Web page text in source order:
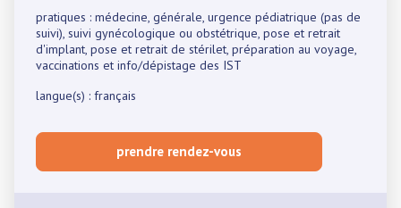
pratiques : médecine, générale, urgence pédiatrique (pas de
suivi), suivi gynécologique ou obstétrique, pose et retrait
d'implant, pose et retrait de stérilet, préparation au voyage,
vaccinations et info/dépistage des IST
langue(s) : français
prendre rendez-vous